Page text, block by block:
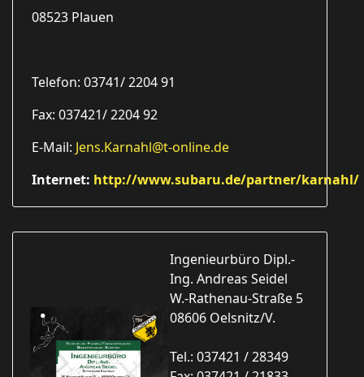
08523 Plauen
Telefon: 03741/ 2204 91
Fax: 037421/ 2204 92
E-Mail: Jens.Karnahl@t-online.de
Internet: http://www.subaru.de/partner/karnahl/
Ingenieurbüro Dipl.-
Ing. Andreas Seidel
W.-Rathenau-Straße 5
08606 Oelsnitz/V.
Tel.: 037421 / 28349